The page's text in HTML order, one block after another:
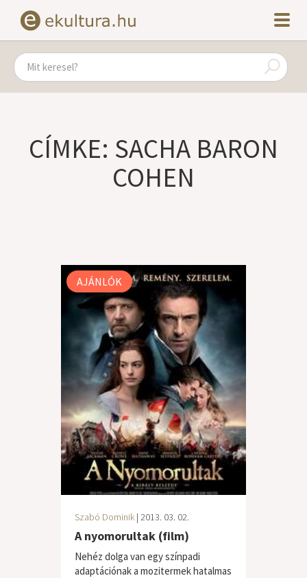
CÍMKE: SACHA BARON
COHEN
AJÁNLÓK
Szabó Dominik | 2013. 03. 02.
A nyomorultak (film)
Nehéz dolga van egy színpadi
adaptációnak a mozitermek hatalmas